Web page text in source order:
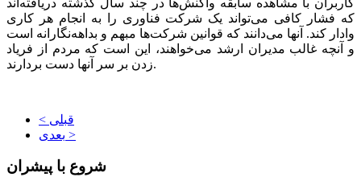
کاربران با مشاهده سابقه واکنش‌ها در چند سال گذشته دریافته‌اند
که فشار کافی می‌تواند یک شرکت فناوری را به انجام هر کاری
وادار کند. آنها می‌دانند که قوانین شرکت‌ها مبهم و بداهه‌نگارانه است
و آنچه غالب مدیران ارشد می‌خواهند، این است که مردم از فریاد
زدن بر سر آنها دست بردارند.
< قبلی
بعدی >
شروع با پیشران